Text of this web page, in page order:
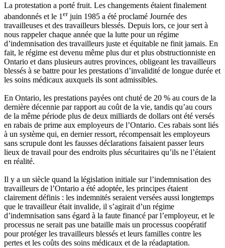
La protestation a porté fruit. Les changements étaient finalement
abandonnés et le 1 erjuin 1985 a été proclamé Journée des
travailleuses et des travailleurs blessés. Depuis lors, ce jour sert à
nous rappeler chaque année que la lutte pour un régime
d’indemnisation des travailleurs juste et équitable ne finit jamais. En
fait, le régime est devenu même plus dur et plus obstructionniste en
Ontario et dans plusieurs autres provinces, obligeant les travailleurs
blessés à se battre pour les prestations d’invalidité de longue durée et
les soins médicaux auxquels ils sont admissibles.
En Ontario, les prestations payées ont chuté de 20 % au cours de la
dernière décennie par rapport au coût de la vie, tandis qu’au cours
de la même période plus de deux milliards de dollars ont été versés
en rabais de prime aux employeurs de l’Ontario. Ces rabais sont liés
à un système qui, en dernier ressort, récompensait les employeurs
sans scrupule dont les fausses déclarations faisaient passer leurs
lieux de travail pour des endroits plus sécuritaires qu’ils ne l’étaient
en réalité.
Il y a un siècle quand la législation initiale sur l’indemnisation des
travailleurs de l’Ontario a été adoptée, les principes étaient
clairement définis : les indemnités seraient versées aussi longtemps
que le travailleur était invalide, il s’agirait d’un régime
d’indemnisation sans égard à la faute financé par l’employeur, et le
processus ne serait pas une bataille mais un processus coopératif
pour protéger les travailleurs blessés et leurs familles contre les
pertes et les coûts des soins médicaux et de la réadaptation.